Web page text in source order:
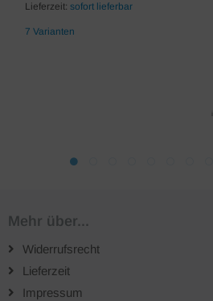
Lieferzeit: sofort lieferbar
7 Varianten
Mehr über...
Widerrufsrecht
Lieferzeit
Impressum